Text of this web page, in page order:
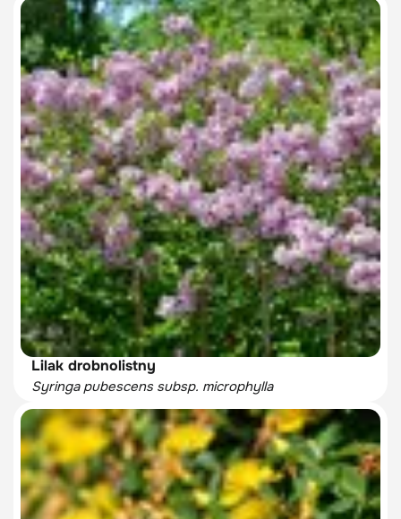
Lilak drobnolistny
Syringa pubescens subsp. microphylla